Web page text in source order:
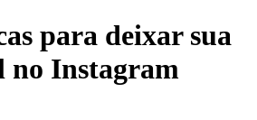
para deixar sua
no Instagram